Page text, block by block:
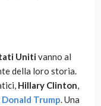
Unitivanno al
della loro storia.
Hillary Clinton,
Donald Trump. Una